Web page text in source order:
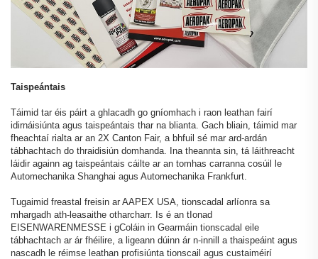
Taispeántais
Táimid tar éis páirt a ghlacadh go gníomhach i raon leathan fairí
idirnáisiúnta agus taispeántais thar na blianta. Gach bliain, táimid mar
fheachtaí rialta ar an 2X Canton Fair, a bhfuil sé mar ard-ardán
tábhachtach do thraidisiún domhanda. Ina theannta sin, tá láithreacht
láidir againn ag taispeántais cáilte ar an tomhas carranna cosúil le
Automechanika Shanghai agus Automechanika Frankfurt.
Tugaimid freastal freisin ar AAPEX USA, tionscadal arlíonra sa
mhargadh ath-leasaithe otharcharr. Is é an tIonad
EISENWARENMESSE i gColáin in Gearmáin tionscadal eile
tábhachtach ar ár fhéilire, a ligeann dúinn ár n-innill a thaispeáint agus
nascadh le réimse leathan profisiúnta tionscail agus custaiméirí